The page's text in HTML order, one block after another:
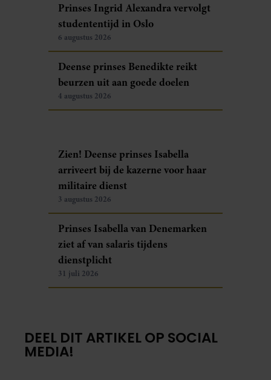
Prinses Ingrid Alexandra vervolgt
studententijd in Oslo
6 augustus 2026
Deense prinses Benedikte reikt
beurzen uit aan goede doelen
4 augustus 2026
Zien! Deense prinses Isabella
arriveert bij de kazerne voor haar
militaire dienst
3 augustus 2026
Prinses Isabella van Denemarken
ziet af van salaris tijdens
dienstplicht
31 juli 2026
DEEL DIT ARTIKEL OP SOCIAL
MEDIA!